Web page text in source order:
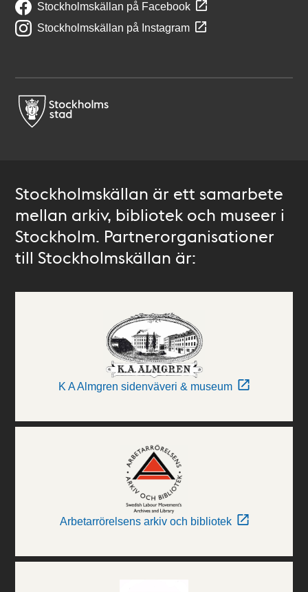
Stockholmskällan på Facebook
Stockholmskällan på Instagram
Stockholmskällan är ett samarbete
mellan arkiv, bibliotek och museer i
Stockholm. Partnerorganisationer
till Stockholmskällan är:
K A Almgren sidenväveri & museum
Arbetarrörelsens arkiv och bibliotek